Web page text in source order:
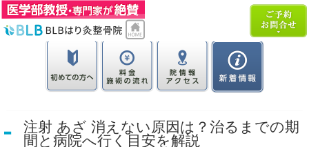
注射 あざ 消えない原因は？治るまでの期
間と病院へ行く目安を解説